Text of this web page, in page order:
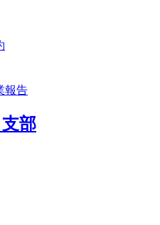
報告
部